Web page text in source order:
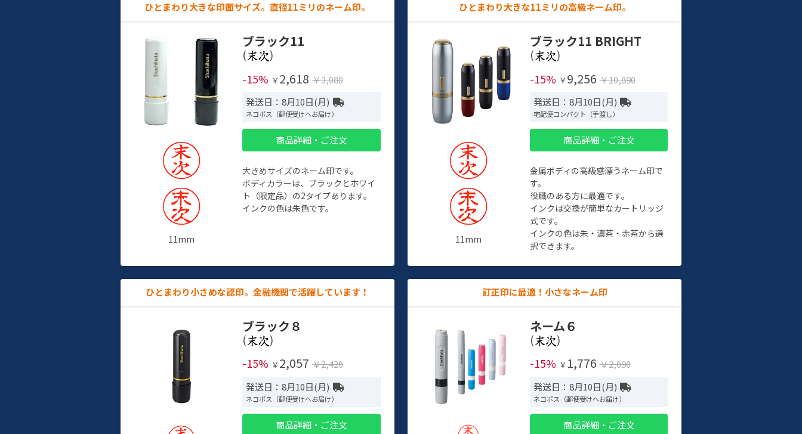
ひとまわり大きな印面サイズ。直径11ミリのネーム印。
11mm
ブラック11
(
)
-15% ￥ 2,618 ￥3,080
発送日：8月10日(月)
ネコポス（郵便受けへお届け）
商品詳細・ご注文
大きめサイズのネーム印です。
ボディカラーは、ブラックとホワイ
ト（限定品）の2タイプあります。
インクの色は朱色です。
ひとまわり大きな11ミリの高級ネーム印。
11mm
ブラック11 BRIGHT
(
)
-15% ￥ 9,256 ￥10,890
発送日：8月10日(月)
宅配便コンパクト（手渡し）
商品詳細・ご注文
金属ボディの高級感漂うネーム印で
す。
役職のある方に最適です。
インクは交換が簡単なカートリッジ
式です。
インクの色は朱・濃茶・赤茶から選
択できます。
ひとまわり小さめな認印。金融機関で活躍しています！
ブラック８
(
)
-15% ￥ 2,057 ￥2,420
発送日：8月10日(月)
ネコポス（郵便受けへお届け）
商品詳細・ご注文
訂正印に最適！小さなネーム印
ネーム６
(
)
-15% ￥ 1,776 ￥2,090
発送日：8月10日(月)
ネコポス（郵便受けへお届け）
商品詳細・ご注文